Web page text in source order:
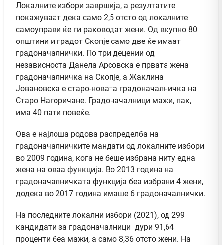
Локалните избори завршија, а резултатите
покажуваат дека само 2,5 отсто од локалните
самоуправи ќе ги раководат жени. Од вкупно 80
општини и градот Скопје само две ќе имаат
градоначалнички. По три децении од
независноста Данела Арсовска е првата жена
градоначалничка на Скопје, а Жаклина
Јовановска е старо-новата градоначалничка на
Старо Нагоричане. Градоначалници мажи, пак,
има 40 пати повеќе.
Ова е најлоша родова распределба на
градоначалничките мандати од локалните избори
во 2009 година, кога не беше избрана ниту една
жена на оваа функција. Во 2013 година на
градоначалничката функција беа избрани 4 жени,
додека во 2017 година имаше 6 градоначалнички.
На последните локални избори (2021), од 299
кандидати за градоначалници дури 91,64
проценти беа мажи, а само 8,36 отсто жени. На